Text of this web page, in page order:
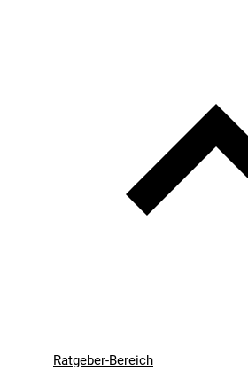
Ratgeber-Bereich